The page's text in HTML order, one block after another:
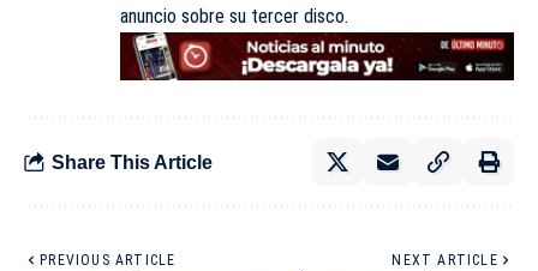
anuncio sobre su tercer disco.
Share This Article
PREVIOUS ARTICLE NEXT ARTICLE